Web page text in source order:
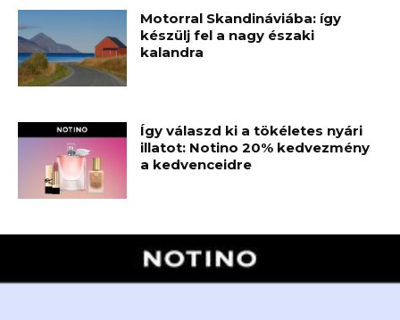
Motorral Skandináviába: így
készülj fel a nagy északi
kalandra
Így válaszd ki a tökéletes nyári
illatot: Notino 20% kedvezmény
a kedvenceidre